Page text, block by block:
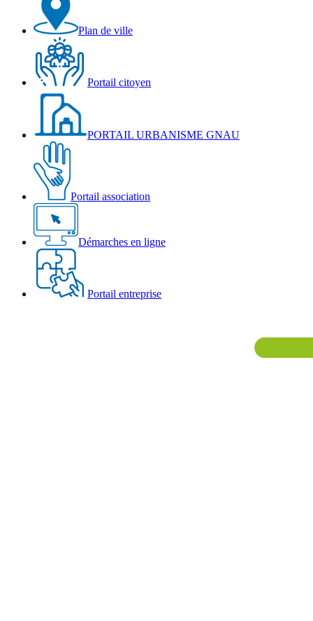
Plan de ville
Portail citoyen
PORTAIL URBANISME GNAU
Portail association
Démarches en ligne
Portail entreprise